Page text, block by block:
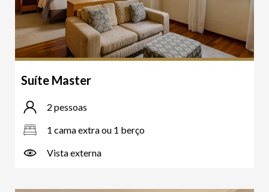
Suíte Master
2 pessoas
1 cama extra ou 1 berço
Vista externa